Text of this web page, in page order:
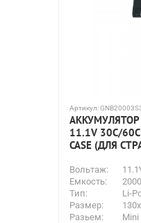
Артикул:
АККУМУЛЯТОР
11.1V 30С/60C
CASE (ДЛЯ
Вольтаж:
Емкость:
Тип:
Li-
Размер:
Разьем:
Mini